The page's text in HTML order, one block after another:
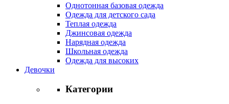
Однотонная базовая одежда
Одежда для детского сада
Теплая одежда
Джинсовая одежда
Нарядная одежда
Школьная одежда
Одежда для высоких
Девочки
Категории